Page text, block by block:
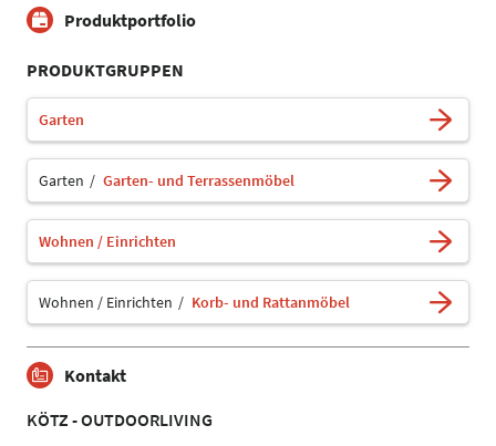
Produktportfolio
PRODUKTGRUPPEN
Garten
Garten Garten- und Terrassenmöbel
Wohnen / Einrichten
Wohnen / Einrichten Korb- und Rattanmöbel
Kontakt
KÖTZ - OUTDOORLIVING